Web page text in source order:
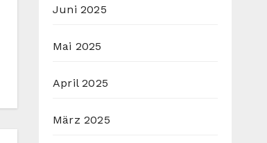
Juni 2025
Mai 2025
April 2025
März 2025